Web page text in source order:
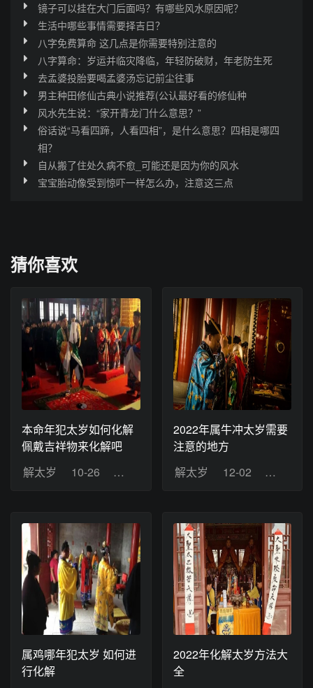
镜子可以挂在大门后面吗？有哪些风水原因呢？
生活中哪些事情需要择吉日？
八字免费算命 这几点是你需要特别注意的
八字算命：岁运并临灾降临，年轻防破财，年老防生死
去孟婆投胎要喝孟婆汤忘记前尘往事
男主种田修仙古典小说推荐(公认最好看的修仙种
风水先生说：“家开青龙门什么意思？”
俗话说“马看四蹄，人看四相”，是什么意思？四相是哪四
相？
自从搬了住处久病不愈_可能还是因为你的风水
宝宝胎动像受到惊吓一样怎么办，注意这三点
猜你喜欢
本命年犯太岁如何化解
佩戴吉祥物来化解吧
解太岁
10-26 浏览：10
2022年属牛冲太岁需要
注意的地方
解太岁
12-02 浏览：10
属鸡哪年犯太岁 如何进
行化解
2022年化解太岁方法大
全